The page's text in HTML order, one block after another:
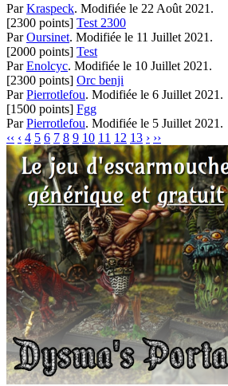
ParKraspeck. Modifiée le 22 Août 2021.
[2300 points] Test 2300
ParOursinet. Modifiée le 11 Juillet 2021.
[2000 points] Test
ParEnolcyc. Modifiée le 10 Juillet 2021.
[2300 points] Orc benji
ParPierrotlefou. Modifiée le 6 Juillet 2021.
[1500 points] Fgg
ParPierrotlefou. Modifiée le 5 Juillet 2021.
‹‹ ‹ 4 5 6 7 8 9 10 11 12 13 › ››